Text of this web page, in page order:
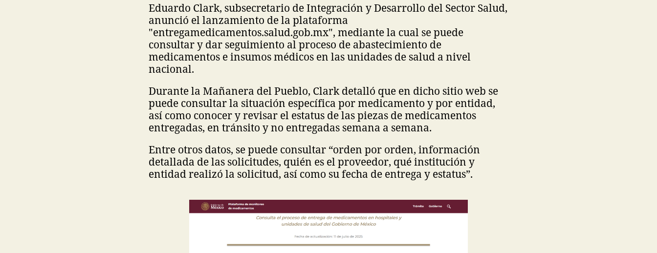
Eduardo Clark, subsecretario de Integración y Desarrollo del Sector Salud,
anunció el lanzamiento de la plataforma
"entregamedicamentos.salud.gob.mx", mediante la cual se puede
consultar y dar seguimiento al proceso de abastecimiento de
medicamentos e insumos médicos en las unidades de salud a nivel
nacional.
Durante la Mañanera del Pueblo, Clark detalló que en dicho sitio web se
puede consultar la situación específica por medicamento y por entidad,
así como conocer y revisar el estatus de las piezas de medicamentos
entregadas, en tránsito y no entregadas semana a semana.
Entre otros datos, se puede consultar “orden por orden, información
detallada de las solicitudes, quién es el proveedor, qué institución y
entidad realizó la solicitud, así como su fecha de entrega y estatus”.